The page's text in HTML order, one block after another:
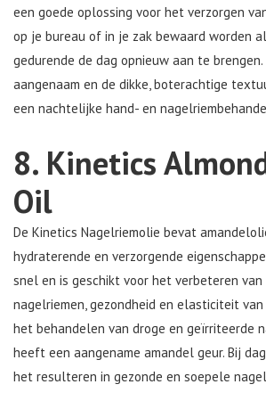
een goede oplossing voor het verzorgen
op je bureau of in je zak bewaard worden
gedurende de dag opnieuw aan te
aangenaam en de dikke, boterachtige
een nachtelijke hand- en
8. Kinetics
Oil
De Kinetics Nagelriemolie bevat
hydraterende en verzorgende
snel en is geschikt voor het verbeteren
nagelriemen, gezondheid en elasticiteit
het behandelen van droge en geïrriteerde
heeft een aangename amandel geur. Bij
het resulteren in gezonde en soepele